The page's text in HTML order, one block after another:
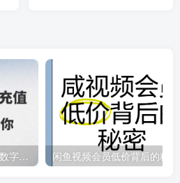
低价影视会员拿货平台，数字权益卡券优质服务商 闲鱼视频会员低价背后的秘密